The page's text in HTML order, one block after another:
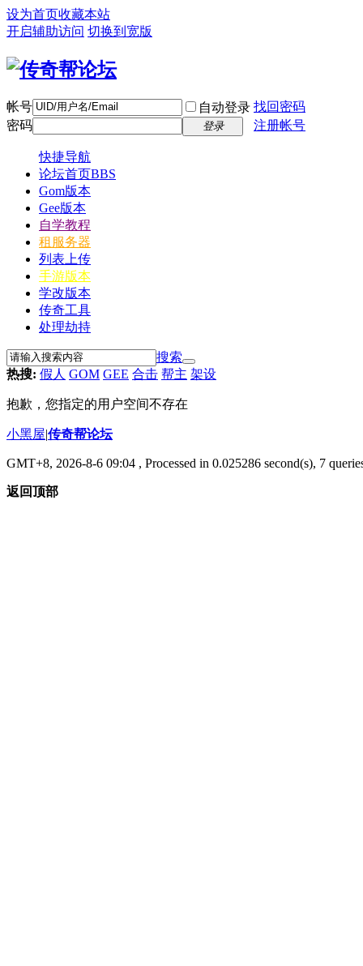
设为首页收藏本站
开启辅助访问 切换到宽版
帐号 自动登录 找回密码
密码
登录 注册帐号
快捷导航
论坛首页BBS
Gom版本
Gee版本
自学教程
租服务器
列表上传
手游版本
学改版本
传奇工具
处理劫持
搜索
热搜: 假人 GOM GEE 合击 帮主 架设
抱歉，您指定的用户空间不存在
小黑屋|传奇帮论坛
GMT+8, 2026-8-6 09:04 , Processed in 0.025286 second(s), 7
返回顶部